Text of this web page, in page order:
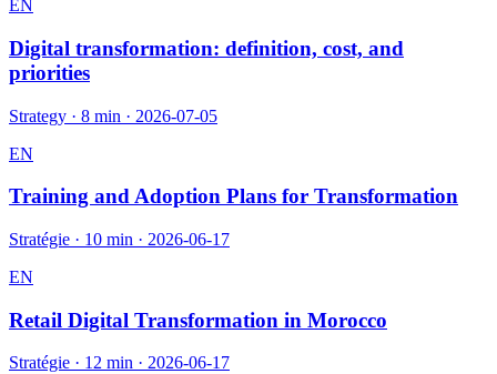
EN
Digital transformation: definition, cost, and
priorities
Strategy · 8 min · 2026-07-05
EN
Training and Adoption Plans for Transformation
Stratégie · 10 min · 2026-06-17
EN
Retail Digital Transformation in Morocco
Stratégie · 12 min · 2026-06-17